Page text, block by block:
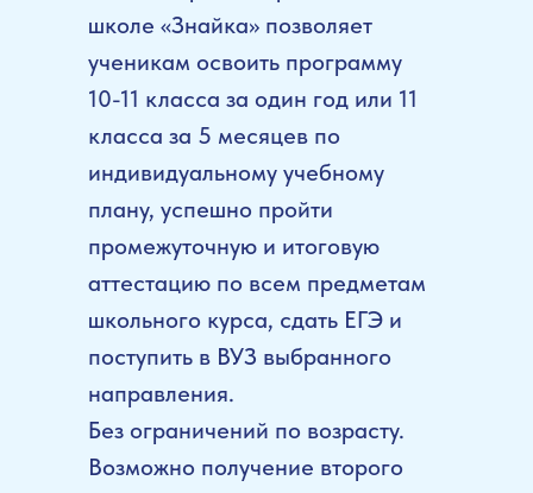
школе «Знайка» позволяет
ученикам освоить программу
10-11 класса за один год или 11
класса за 5 месяцев по
индивидуальному учебному
плану, успешно пройти
промежуточную и итоговую
аттестацию по всем предметам
школьного курса, сдать ЕГЭ и
поступить в ВУЗ выбранного
направления.
Без ограничений по возрасту.
Возможно получение второго